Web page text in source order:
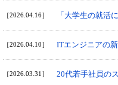
［2026.04.16］ 「大学生の就活
［2026.04.10］ ITエンジニアの
［2026.03.31］ 20代若手社員の